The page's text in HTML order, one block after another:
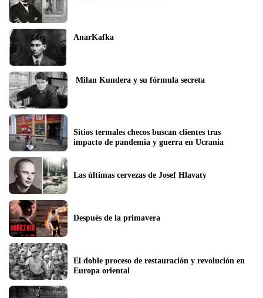
AnarKafka
Sitios termales checos buscan clientes tras
impacto de pandemia y guerra en Ucrania
Las últimas cervezas de Josef Hlavaty
Después de la primavera
El doble proceso de restauración y revolución en
Europa oriental